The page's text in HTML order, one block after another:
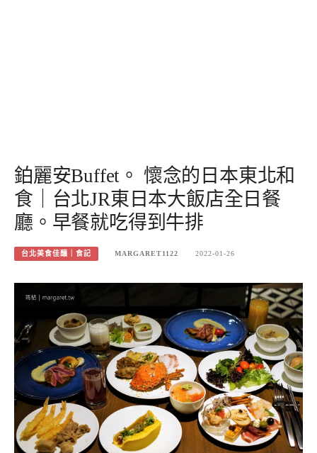
鉑麗安Buffet。 懷念的日本東北和
食｜台北JR東日本大飯店全日餐
廳。早餐就吃得到牛排
台北美食佳釀｜食記 MARGARET1122 2022-01-26